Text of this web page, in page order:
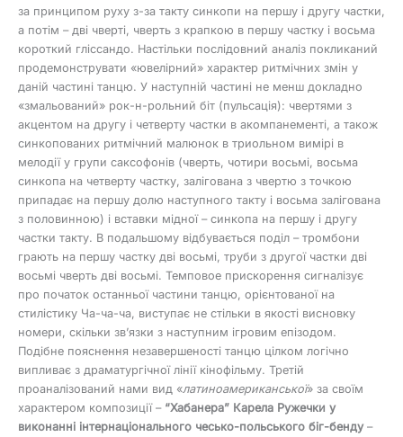
за принципом руху з-за такту синкопи на першу і другу частки,
а потім – дві чверті, чверть з крапкою в першу частку і восьма
короткий гліссандо. Настільки послідовний аналіз покликаний
продемонструвати «ювелірний» характер ритмічних змін у
даній частині танцю. У наступній частині не менш докладно
«змальований» рок-н-рольний біт (пульсація): чвертями з
акцентом на другу і четверту частки в акомпанементі, а також
синкопованих ритмічний малюнок в триольном вимірі в
мелодії у групи саксофонів (чверть, чотири восьмі, восьма
синкопа на четверту частку, залігована з чвертю з точкою
припадає на першу долю наступного такту і восьма залігована
з половинною) і вставки мідної – синкопа на першу і другу
частки такту. В подальшому відбувається поділ – тромбони
грають на першу частку дві восьмі, труби з другої частки дві
восьмі чверть дві восьмі. Темповое прискорення сигналізує
про початок останньої частини танцю, орієнтованої на
стилістику Ча-ча-ча, виступає не стільки в якості висновку
номери, скільки зв’язки з наступним ігровим епізодом.
Подібне пояснення незавершеності танцю цілком логічно
випливає з драматургічної лінії кінофільму. Третій
проаналізований нами вид «латиноамериканської» за своїм
характером композиції – “Хабанера” Карела Ружечки у
виконанні інтернаціонального чесько-польського біг-бенду–